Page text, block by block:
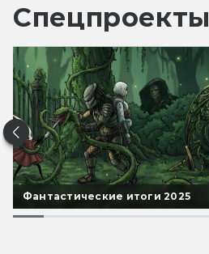
Спецпроекты
Фантастические итоги 2025